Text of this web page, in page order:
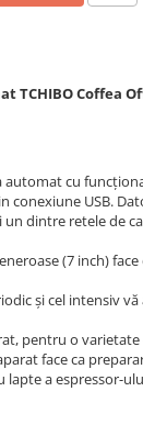
TCHIBO Coffea
automat cu
USB.
dintre retele de
(7 inch)
și cel intensiv
pentru o
face ca
lapte a espressor-